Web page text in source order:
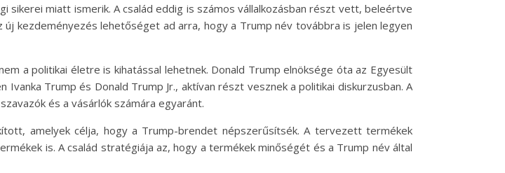
sikerei miatt ismerik. A család eddig is számos vállalkozásban részt vett, beleértve
kezdeményezés lehetőséget ad arra, hogy a Trump név továbbra is jelen legyen
a politikai életre is kihatással lehetnek. Donald Trump elnöksége óta az Egyesült
Trump és Donald Trump Jr., aktívan részt vesznek a politikai diskurzusban. A
és a vásárlók számára egyaránt.
amelyek célja, hogy a Trump-brendet népszerűsítsék. A tervezett termékek
is. A család stratégiája az, hogy a termékek minőségét és a Trump név által